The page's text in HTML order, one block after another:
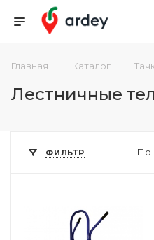
Главная — Каталог —
Лестничные
ФИЛЬТР По